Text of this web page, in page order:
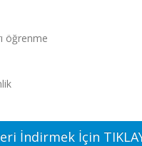
öğrenme
İndirmek İçin